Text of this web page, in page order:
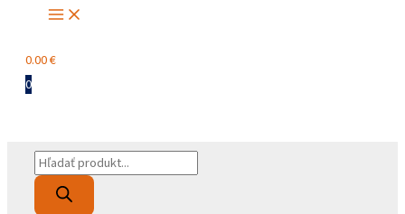
Main
Menu
0.00€
0
Products
search